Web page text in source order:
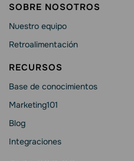
SOBRE NOSOTROS
Nuestro equipo
Retroalimentación
RECURSOS
Base de conocimientos
Marketing101
Blog
Integraciones